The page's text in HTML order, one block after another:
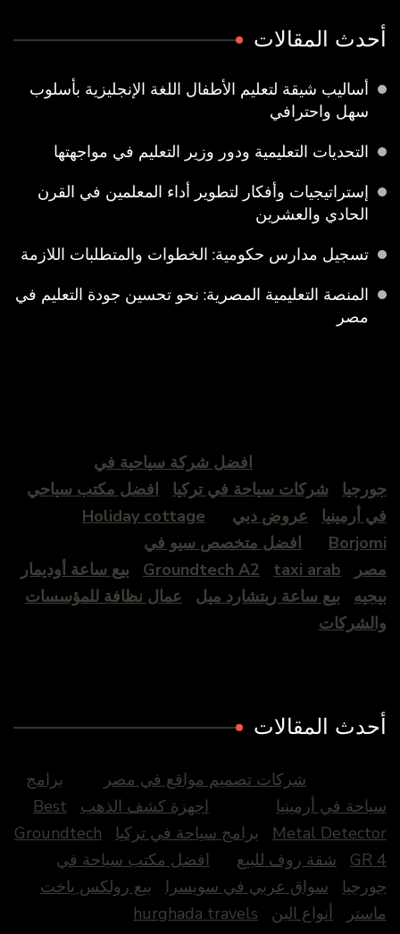
أحدث المقالات
أساليب شيقة لتعليم الأطفال اللغة الإنجليزية بأسلوب
سهل واحترافي
التحديات التعليمية ودور وزير التعليم في مواجهتها
إستراتيجيات وأفكار لتطوير أداء المعلمين في القرن
الحادي والعشرين
تسجيل مدارس حكومية: الخطوات والمتطلبات اللازمة
المنصة التعليمية المصرية: نحو تحسين جودة التعليم في
مصر
افضل شركة سياحية في
جورجيا
شركات سياحة في تركيا
افضل مكتب سياحي
في أرمينيا
عروض دبي
Holiday cottage
Borjomi
افضل متخصص سيو في
مصر
Groundtech A2 taxi arab
بيع ساعة أوديمار
بيجيه
بيع ساعة ريتشارد ميل
عمال نظافة للمؤسسات
والشركات
أحدث المقالات
شركات تصميم مواقع في مصر
برامج
سياحة في أرمينيا
اجهزة كشف الذهب
Best
Metal Detector
برامج سياحة في تركيا
Groundtech
GR 4
شقة روف للبيع
افضل مكتب سياحة في
جورجيا
سواق عربي في سويسرا
بيع رولكس ياخت
ماستر
أنواع البن hurghada travels